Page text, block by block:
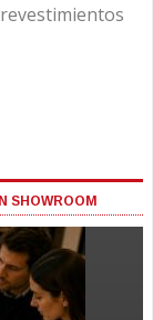
SHOWROOM